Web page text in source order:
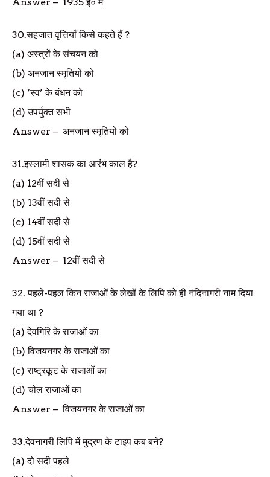
30.सहजात वृत्तियाँ किसे कहते हैं?
(a) अस्त्रों के संचयन को
(b) अनजान स्मृतियों को
(c) ‘स्व’के बंधन को
(d)उपर्युक्त सभी
Answer – अनजान स्मृतियों को
31.इस्लामी शासक का आरंभ काल है?
(a) 12वीं सदी से
(b) 13वीं सदी से
(c) 14वीं सदी से
(d) 15वीं सदी से
Answer – 12वीं सदी से
32.पहले-पहल किन राजाओं के लेखों के लिपि को ही नंदिनागरी नाम दिया
गया था ?
(a)देवगिरि के राजाओं का
(b)विजयनगर के राजाओं का
(c)राष्ट्रकूट के राजाओं का
(d)चोल राजाओं का
Answer –विजयनगर के राजाओं का
33.देवनागरी लिपि में मुद्रण के टाइप कब बने?
(a)दो सदी पहले